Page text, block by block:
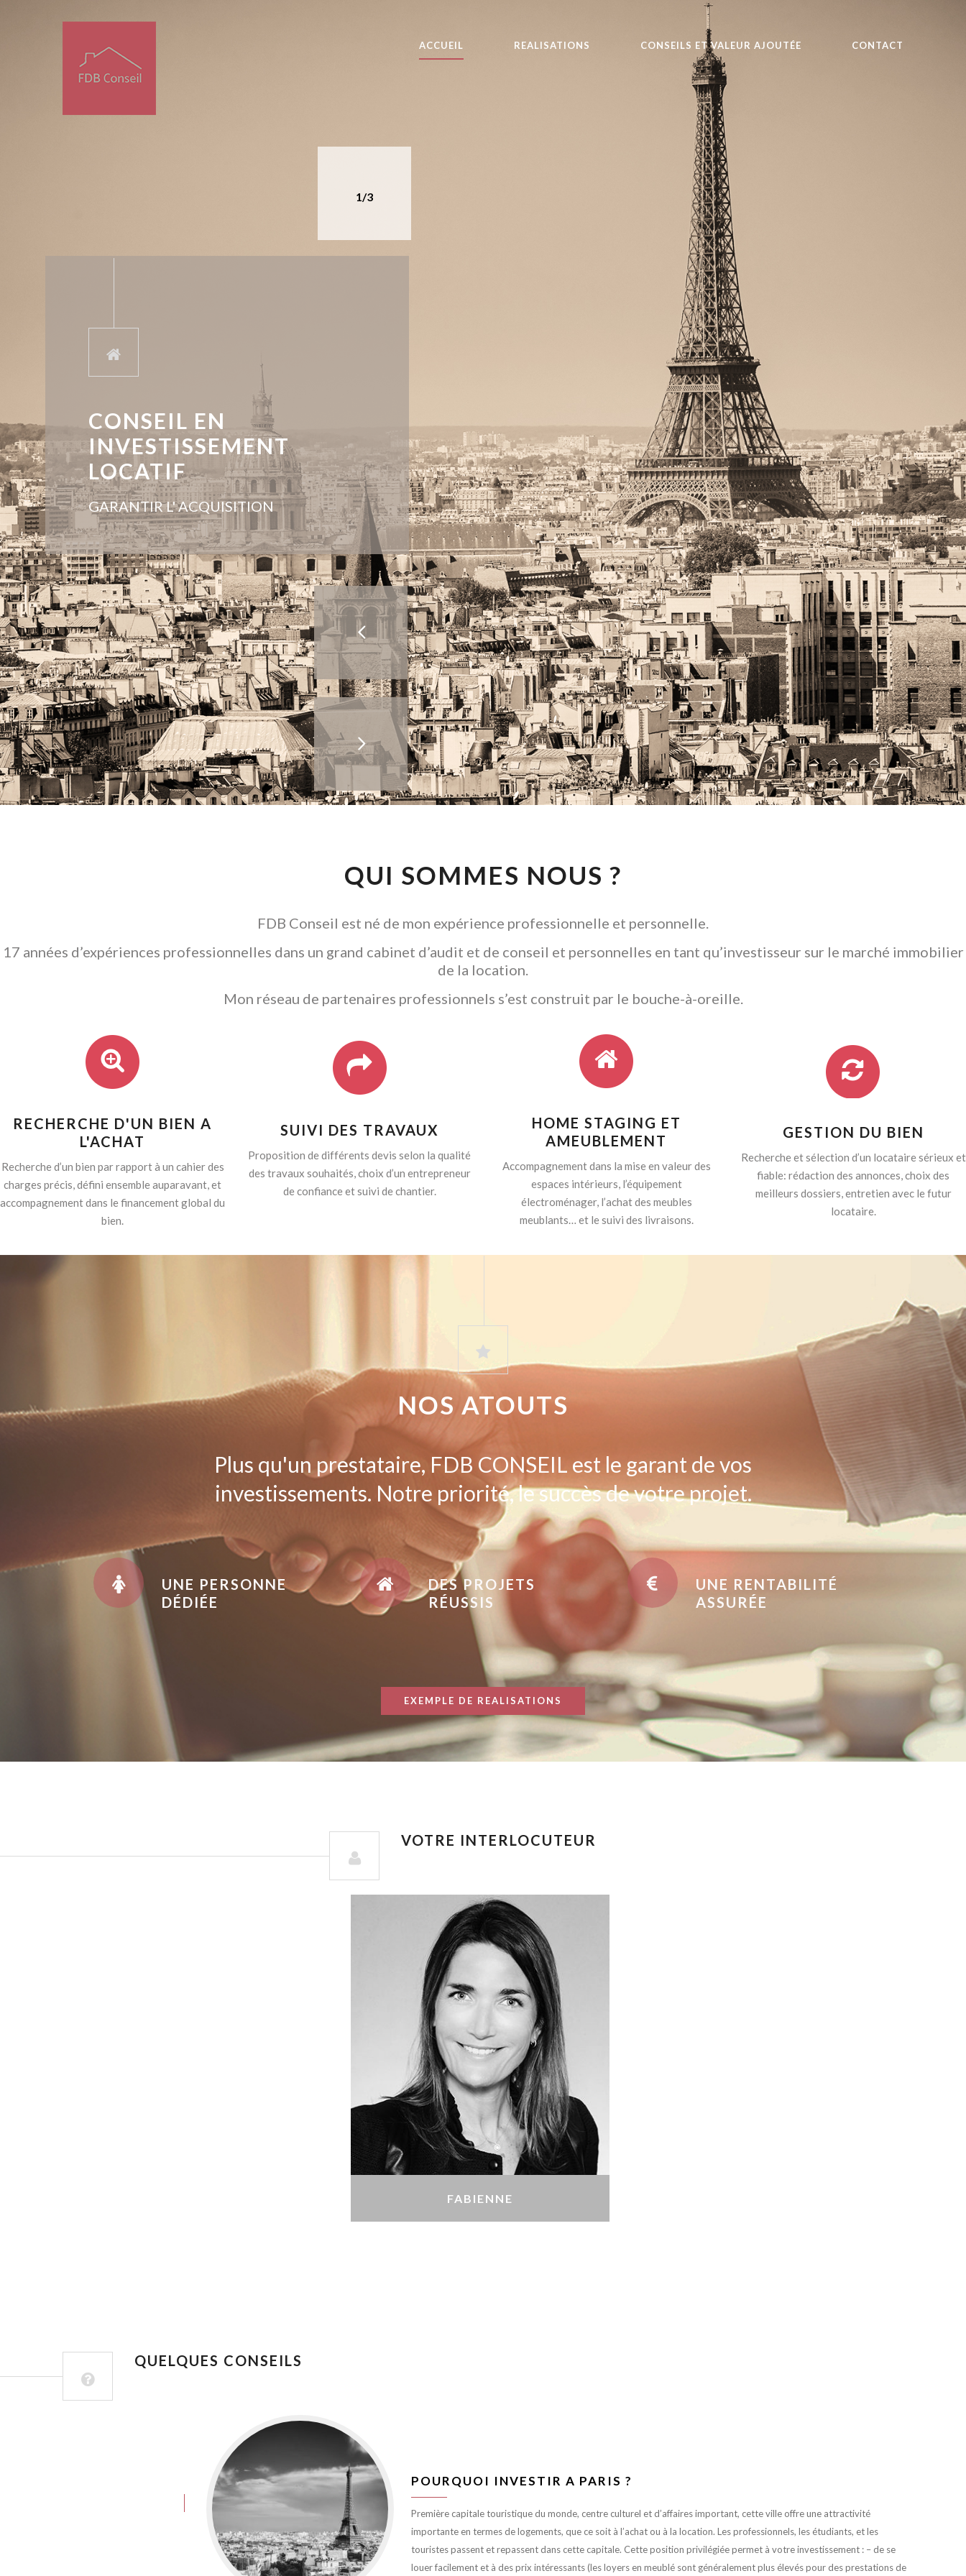
ACCUEIL REALISATIONS CONSEILS ET VALEUR AJOUTÉE CONTACT
CONSEIL EN
INVESTISSEMENT
LOCATIF
GARANTIR L' ACQUISITION
1/3
QUI SOMMES NOUS ?
FDB Conseil est né de mon expérience professionnelle et personnelle.
17 années d’expériences professionnelles dans un grand cabinet d’audit et de conseil et personnelles en tant qu’investisseur sur le marché immobilier
de la location.
Mon réseau de partenaires professionnels s’est construit par le bouche-à-oreille.
RECHERCHE D'UN BIEN A
L'ACHAT
Recherche d’un bien par rapport à un cahier des
charges précis, défini ensemble auparavant, et
accompagnement dans le financement global du
bien.
SUIVI DES TRAVAUX
Proposition de différents devis selon la qualité
des travaux souhaités, choix d’un entrepreneur
de confiance et suivi de chantier.
HOME STAGING ET
AMEUBLEMENT
Accompagnement dans la mise en valeur des
espaces intérieurs, l’équipement
électroménager, l’achat des meubles
meublants… et le suivi des livraisons.
GESTION DU BIEN
Recherche et sélection d’un locataire sérieux et
fiable: rédaction des annonces, choix des
meilleurs dossiers, entretien avec le futur
locataire.
NOS ATOUTS
Plus qu'un prestataire, FDB CONSEIL est le garant de vos
investissements. Notre priorité, le succès de votre projet.
UNE PERSONNE
DÉDIÉE
DES PROJETS
RÉUSSIS
UNE RENTABILITÉ
ASSURÉE
EXEMPLE DE REALISATIONS
VOTRE INTERLOCUTEUR
FABIENNE
QUELQUES CONSEILS
POURQUOI INVESTIR A PARIS ?
Première capitale touristique du monde, centre culturel et d’affaires important, cette ville offre une attractivité
importante en termes de logements, que ce soit à l’achat ou à la location. Les professionnels, les étudiants, et les
touristes passent et repassent dans cette capitale. Cette position privilégiée permet à votre investissement : – de se
louer facilement et à des prix intéressants (les loyers en meublé sont généralement plus élevés pour des prestations de